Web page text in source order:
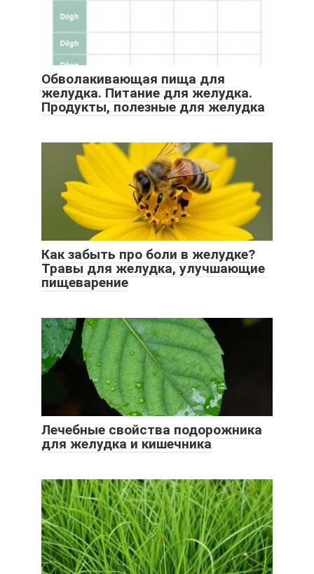
Обволакивающая пища для
желудка. Питание для желудка.
Продукты, полезные для желудка
Как забыть про боли в желудке?
Травы для желудка, улучшающие
пищеварение
Лечебные свойства подорожника
для желудка и кишечника